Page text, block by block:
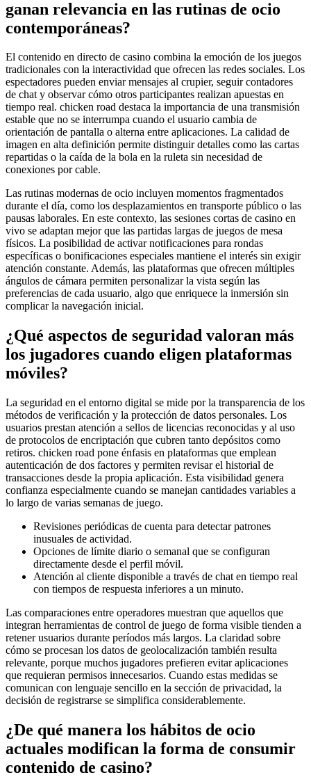
ganan relevancia en las rutinas de ocio
contemporáneas?
El contenido en directo de casino combina la emoción de los juegos
tradicionales con la interactividad que ofrecen las redes sociales. Los
espectadores pueden enviar mensajes al crupier, seguir contadores
de chat y observar cómo otros participantes realizan apuestas en
tiempo real. chicken road destaca la importancia de una transmisión
estable que no se interrumpa cuando el usuario cambia de
orientación de pantalla o alterna entre aplicaciones. La calidad de
imagen en alta definición permite distinguir detalles como las cartas
repartidas o la caída de la bola en la ruleta sin necesidad de
conexiones por cable.
Las rutinas modernas de ocio incluyen momentos fragmentados
durante el día, como los desplazamientos en transporte público o las
pausas laborales. En este contexto, las sesiones cortas de casino en
vivo se adaptan mejor que las partidas largas de juegos de mesa
físicos. La posibilidad de activar notificaciones para rondas
específicas o bonificaciones especiales mantiene el interés sin exigir
atención constante. Además, las plataformas que ofrecen múltiples
ángulos de cámara permiten personalizar la vista según las
preferencias de cada usuario, algo que enriquece la inmersión sin
complicar la navegación inicial.
¿Qué aspectos de seguridad valoran más
los jugadores cuando eligen plataformas
móviles?
La seguridad en el entorno digital se mide por la transparencia de los
métodos de verificación y la protección de datos personales. Los
usuarios prestan atención a sellos de licencias reconocidas y al uso
de protocolos de encriptación que cubren tanto depósitos como
retiros. chicken road pone énfasis en plataformas que emplean
autenticación de dos factores y permiten revisar el historial de
transacciones desde la propia aplicación. Esta visibilidad genera
confianza especialmente cuando se manejan cantidades variables a
lo largo de varias semanas de juego.
Revisiones periódicas de cuenta para detectar patrones
inusuales de actividad.
Opciones de límite diario o semanal que se configuran
directamente desde el perfil móvil.
Atención al cliente disponible a través de chat en tiempo real
con tiempos de respuesta inferiores a un minuto.
Las comparaciones entre operadores muestran que aquellos que
integran herramientas de control de juego de forma visible tienden a
retener usuarios durante períodos más largos. La claridad sobre
cómo se procesan los datos de geolocalización también resulta
relevante, porque muchos jugadores prefieren evitar aplicaciones
que requieran permisos innecesarios. Cuando estas medidas se
comunican con lenguaje sencillo en la sección de privacidad, la
decisión de registrarse se simplifica considerablemente.
¿De qué manera los hábitos de ocio
actuales modifican la forma de consumir
contenido de casino?